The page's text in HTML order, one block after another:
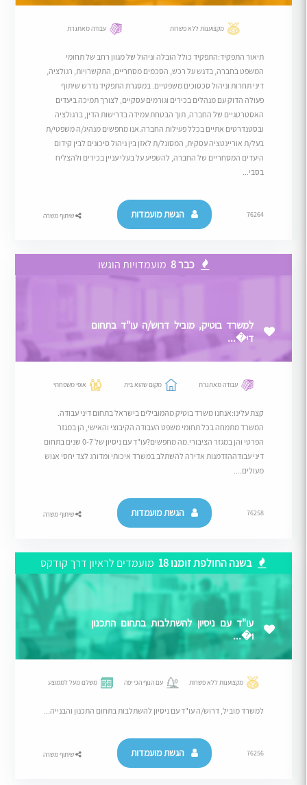
מקצוענות ללא פשרות עבודה מאתגרת
תיאור התפקיד:התפקיד כולל הובלה וניהול של מגוון רחב של תחומי
המשפט בחברה, בדגש על רכש, הסכמים מסחריים, התקשרויות, רגולציה,
דיני תחרות וניהול סכסוכים משפטיים. במסגרת התפקיד נדרש שיתוף
פעולה הדוק עם מנהלים בכירים וגורמים עסקיים, לצורך תמיכה ביעדים
האסטרטגיים של החברה, תוך הבטחת עמידה בדרישות הדין, ברגולציה
ובסטנדרטים אתיים בכלל פעילות החברה.אנו מחפשים מנהיג/ה משפטי/ת
בעל/ת אוריינטציה עסקית, המסוגל/ת לאזן בין ניהול סיכונים לבין קידום
היעדים המסחריים של החברה, להשפיע על בעלי עניין בכירים ולהצליח
בסבי...
76264 הגשת מועמדות שיתוף משרה
כבר 8 מועמדויות הוגשו
למשרד בוטיק, מוביל דרוש/ה עו"ד בתחום
די�...
עבודה מאתגרת מקום שהוא בית אופי משפחתי
קצת עלינו:אנחנו משרד בוטיק מהמובילים בישראל בתחום דיני עבודה.
המשרד מתמחה בכל תחומי משפט העבודה הקיבוצי והאישי, הן במגזר
הפרטי והן במגזר הציבורי.מה מחפשים?עו"ד עם ניסיון של 0-7 שנים בתחום
דיני עבודההזדמנות אדירה להשתלב במשרד איכותי ומדורג לצד יחסי אנוש
מעולים....
76258 הגשת מועמדות שיתוף משרה
בשנה החולפת זומנו 18 מועמדים לראיון דרך קודקס
עו"ד עם ניסיון להשתלבות בתחום התכנון
ו�...
מקצוענות ללא פשרות עם הנוף הכי יפה משלם מעל לממוצע
למשרד מוביל, דרוש/ה עו"ד עם ניסיון להשתלבות בתחום התכנון והבנייה...
76256 הגשת מועמדות שיתוף משרה